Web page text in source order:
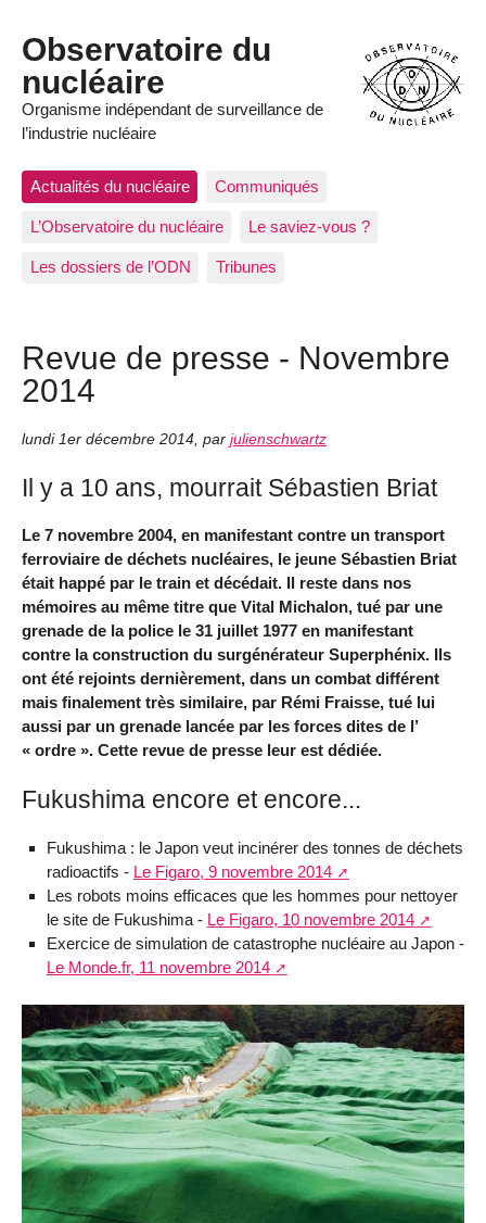
Observatoire du
nucléaire
Organisme indépendant de surveillance de
l’industrie nucléaire
Actualités du nucléaire Communiqués
L’Observatoire du nucléaire Le saviez-vous ?
Les dossiers de l’ODN Tribunes
Revue de presse - Novembre
2014
lundi 1er décembre 2014 par julienschwartz
Il y a 10 ans, mourrait Sébastien Briat
Le 7 novembre 2004, en manifestant contre un transport
ferroviaire de déchets nucléaires, le jeune Sébastien Briat
était happé par le train et décédait. Il reste dans nos
mémoires au même titre que Vital Michalon, tué par une
grenade de la police le 31 juillet 1977 en manifestant
contre la construction du surgénérateur Superphénix. Ils
ont été rejoints dernièrement, dans un combat différent
mais finalement très similaire, par Rémi Fraisse, tué lui
aussi par un grenade lancée par les forces dites de l’
« ordre ». Cette revue de presse leur est dédiée.
Fukushima encore et encore...
Fukushima : le Japon veut incinérer des tonnes de déchets
radioactifs - Le Figaro, 9 novembre 2014
Les robots moins efficaces que les hommes pour nettoyer
le site de Fukushima - Le Figaro, 10 novembre 2014
Exercice de simulation de catastrophe nucléaire au Japon -
Le Monde.fr, 11 novembre 2014